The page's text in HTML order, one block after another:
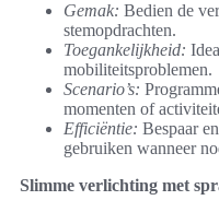
Gemak: Bedien de
stemopdrachten.
Toegankelijkheid:
mobiliteitsproblemen.
Scenario’s:
momenten of
Efficiëntie: Bespaar
gebruiken wanneer
Slimme verlichting met